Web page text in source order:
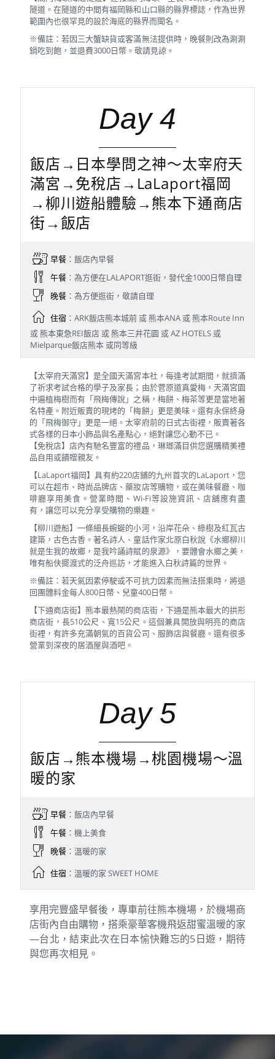
隧道。在隧道的中間有福岡縣和山口縣的縣界標誌，作為世界
範圍內也很罕見的設於海底的縣界而聞名。
※備註：若因三大蟹缺貨或客滿無法提供時，晚餐則改為涮涮
鍋吃到飽，並退費3000日幣。敬請見諒。
Day 4
飯店→日本學問之神～太宰府天
滿宮→免稅店→LaLaport福岡
→柳川遊船體驗→熊本下通商店
街→飯店
早餐：飯店內早餐
午餐：為方便在LALAPORT逛街，發代金1000日幣自理
晚餐：為方便逛街，敬請自理
住宿：ARK飯店熊本城前 或 熊本ANA 或 熊本Route Inn
或 熊本東急REI飯店 或 熊本三井花園 或 AZ HOTELS 或
Mielparque飯店熊本 或同等級
【太宰府天滿宮】是全國天滿宮本社，每逢考試期間，就擠滿
了祈求考試合格的學子及家長；由於菅原道真愛梅，天滿宮園
中遍植梅樹而有「飛梅傳說」之稱，梅餅、梅茶等更是當地著
名特產。附近販賣的現烤的「梅餅」更是美味。還有永保終身
的「飛梅御守」更是一絕。太宰府前的日式古街裡，販賣著各
式各樣的日本小飾品與名產點心，絕對讓您心動不已。
【免稅店】店內有馳名豐富的禮品，琳瑯滿目供您選購精美禮
品自用或饋贈親友。
【LaLaport福岡】具有約220店鋪的九州首次的LaLaport，您
可以在超市、時尚品牌店、藥妝店等購物，或在美味餐廳、咖
啡廳享用美食。營業時間、Wi-Fi等設施資訊、店舖應有盡
有，讓您可以充分享受購物的樂趣。
【柳川遊船】一條細長蜿蜒的小河，沿岸花朵、綠樹及紅瓦古
建築，古色古香。著名詩人、童話作家北原白秋說《水鄉柳川
就是生我的故鄉，是我吟誦詩賦的泉源》，要體會水鄉之美，
唯有船伕擺渡式的泛舟巡訪，才能進入白秋詩篇的世界。
※備註：若天氣因素停駛或不可抗力因素而無法搭乘時，將退
回團體料金每人800日幣、兒童400日幣。
【下通商店街】熊本最熱鬧的商店街，下通是熊本最大的拱形
商店街，長510公尺、寬15公尺。這個兼具開放與明亮的商店
街裡，有許多充滿朝氣的百貨公司、服飾店與餐廳。還有很多
營業到深夜的居酒屋與酒吧。
Day 5
飯店→熊本機場→桃園機場～溫
暖的家
早餐：飯店內早餐
午餐：機上美食
晚餐：溫暖的家
住宿：溫暖的家 SWEET HOME
享用完豐盛早餐後，專車前往熊本機場，於機場商
店街內自由購物，搭乘豪華客機飛返甜蜜溫暖的家
—台北，結束此次在日本愉快難忘的5日遊，期待
與您再次相見。